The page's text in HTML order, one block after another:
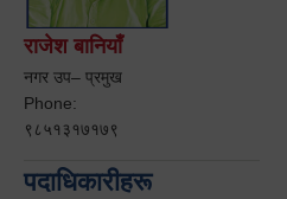
राजेश बानियाँ
नगर उप– प्रमुख
Phone:
९८५१३१७१७९
पदाधिकारीहरू